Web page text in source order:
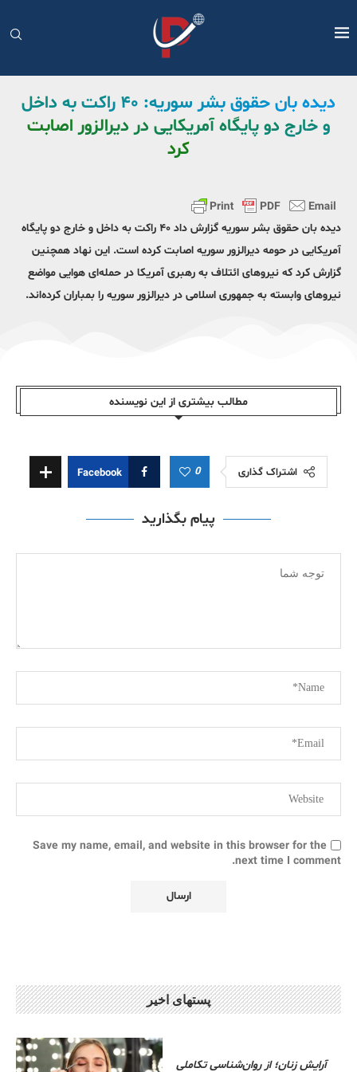
دیده بان حقوق بشر سوریه: ۴۰ راکت به داخل
و خارج دو پایگاه آمریکایی در دیرالزور اصابت
کرد
دیده بان حقوق بشر سوریه گزارش داد ۴۰ راکت به داخل و خارج دو پایگاه
آمریکایی در حومه دیرالزور سوریه اصابت کرده است. این نهاد همچنین
گزارش کرد که نیروهای ائتلاف به رهبری آمریکا در حمله‌ای هوایی مواضع
نیروهای وابسته به جمهوری اسلامی در دیرالزور سوریه را بمباران کرده‌اند.
مطالب بیشتری از این نویسندە
اشتراک گذاری 0
Facebook
پیام بگذارید
Save my name, email, and website in this browser for the
next time I comment.
پستهای اخیر
آرایش زنان؛ از روان‌شناسی تکاملی